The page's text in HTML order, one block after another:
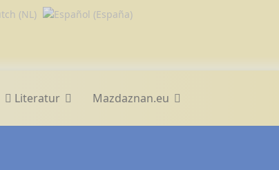
Literatur Mazdaznan.eu